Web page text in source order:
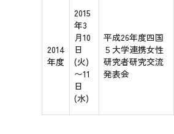
2014
年度
2015
年3
月10
日
(火)
〜11
日
(水)
平成26年度四国
５大学連携女性
研究者研究交流
発表会